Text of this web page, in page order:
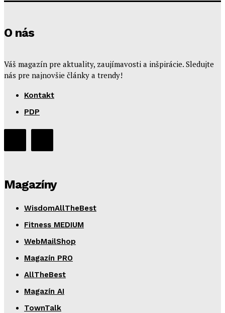
O nás
Váš magazín pre aktuality, zaujímavosti a inšpirácie. Sledujte
nás pre najnovšie články a trendy!
Kontakt
PDP
Magazíny
WisdomAllTheBest
Fitness MEDIUM
WebMailShop
Magazín PRO
AllTheBest
Magazín AI
TownTalk